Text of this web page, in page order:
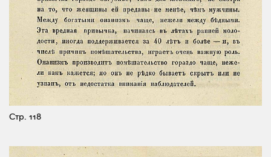
Стр. 118